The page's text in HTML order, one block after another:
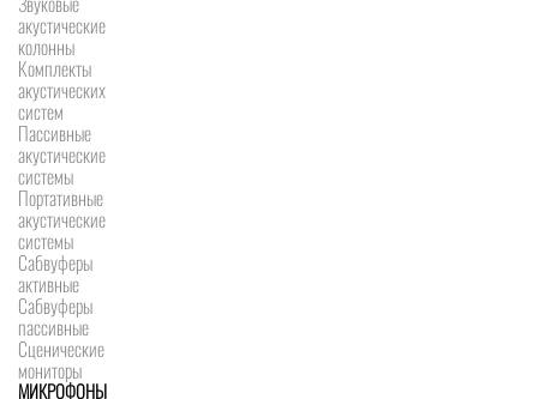
акустические
колонны
Комплекты
акустических
систем
Пассивные
акустические
системы
Портативные
акустические
системы
Сабвуферы
активные
Сабвуферы
пассивные
Сценические
мониторы
МИКРОФОНЫ